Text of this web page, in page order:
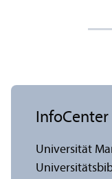
InfoCenter
Universität